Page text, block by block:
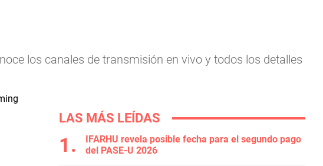
los canales de transmisión en vivo y todos los detalles
LAS MÁS LEÍDAS
IFARHU revela posible fecha para el segundo pago
del PASE-U 2026